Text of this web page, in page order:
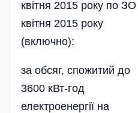
квітня 2015 року по ЗО
квітня 2015 року
(включно):
за обсяг, спожитий до
3600 кВт-год
електроенергії на